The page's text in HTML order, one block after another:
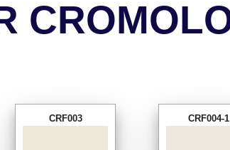
CRF003 CRF004-1